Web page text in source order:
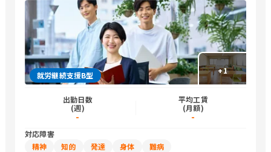
+1
就労継続支援B型
出勤日数
(週)
-
平均工賃
(月額)
-
対応障害
精神
知的 発達 身体 難病